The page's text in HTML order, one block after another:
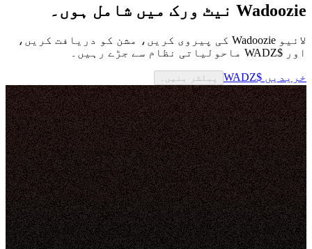
Wadoozie نیٹ ورک میں شامل ہوں۔
لائیو Wadoozie کی پیروی کریں، مشن کو دریافت کریں،
اور $WADZ ماحولیاتی نظام سے جڑے رہیں۔
خریدیں $WADZ پبلشر بنیں۔